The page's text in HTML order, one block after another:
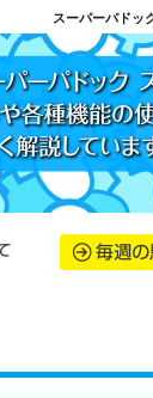
スーパーパドッ